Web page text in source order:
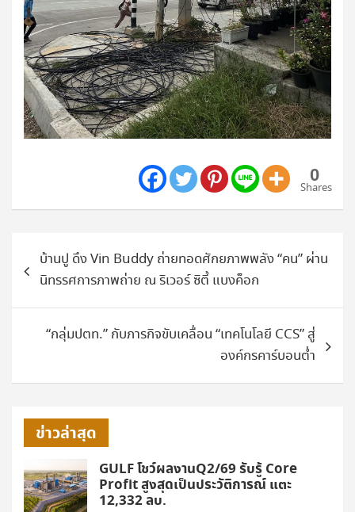
0
Shares
แนะแนว
เรื่องบ้านปู ดึง Vin Buddy ถ่ายทอดศักยภาพพลัง “คน” ผ่าน
นิทรรศการภาพถ่าย ณ ริเวอร์ ซิตี้ แบงค็อก
“กลุ่มปตท.” กับภารกิจขับเคลื่อน “เทคโนโลยี CCS” สู่
องค์กรคาร์บอนต่ำ
ข่าวล่าสุด
GULF โชว์ผลงานQ2/69 รับรู้ Core
Profit สูงสุดเป็นประวัติการณ์ แตะ
12,332 ลบ.